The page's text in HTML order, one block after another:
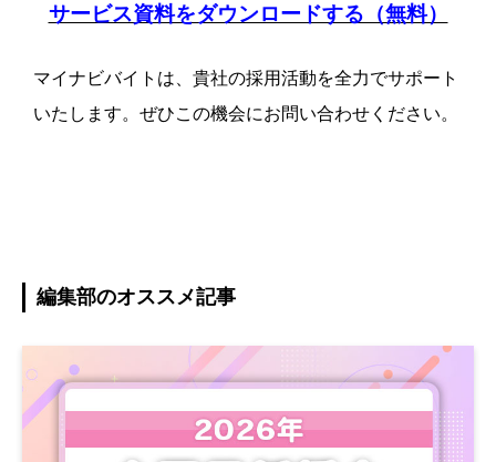
サービス資料をダウンロードする（無料）
マイナビバイトは、貴社の採用活動を全力でサポート
いたします。ぜひこの機会にお問い合わせください。
編集部のオススメ記事